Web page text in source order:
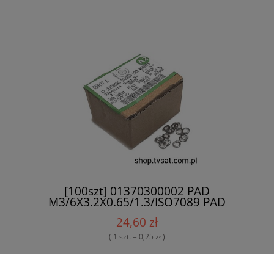
[100szt] 01370300002 PAD
M3/6X3.2X0.65/1.3/ISO7089 PAD
24,60 zł
( 1 szt. = 0,25 zł )